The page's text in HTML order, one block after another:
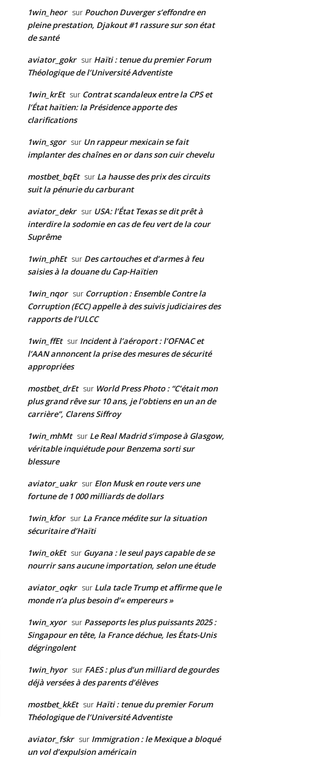
1win_heor sur Pouchon Duverger s’effondre en
pleine prestation, Djakout #1 rassure sur son état
de santé
aviator_gokr sur Haïti : tenue du premier Forum
Théologique de l’Université Adventiste
1win_krEt sur Contrat scandaleux entre la CPS et
l’État haïtien: la Présidence apporte des
clarifications
1win_sgor sur Un rappeur mexicain se fait
implanter des chaînes en or dans son cuir chevelu
mostbet_bqEt sur La hausse des prix des circuits
suit la pénurie du carburant
aviator_dekr sur USA: l’État Texas se dit prêt à
interdire la sodomie en cas de feu vert de la cour
Suprême
1win_phEt sur Des cartouches et d’armes à feu
saisies à la douane du Cap-Haïtien
1win_nqor sur Corruption : Ensemble Contre la
Corruption (ECC) appelle à des suivis judiciaires des
rapports de l’ULCC
1win_ffEt sur Incident à l’aéroport : l’OFNAC et
l’AAN annoncent la prise des mesures de sécurité
appropriées
mostbet_drEt sur World Press Photo : “C’était mon
plus grand rêve sur 10 ans, je l’obtiens en un an de
carrière”, Clarens Siffroy
1win_mhMt sur Le Real Madrid s’impose à Glasgow,
véritable inquiétude pour Benzema sorti sur
blessure
aviator_uakr sur Elon Musk en route vers une
fortune de 1 000 milliards de dollars
1win_kfor sur La France médite sur la situation
sécuritaire d’Haïti
1win_okEt sur Guyana : le seul pays capable de se
nourrir sans aucune importation, selon une étude
aviator_oqkr sur Lula tacle Trump et affirme que le
monde n’a plus besoin d’« empereurs »
1win_xyor sur Passeports les plus puissants 2025 :
Singapour en tête, la France déchue, les États-Unis
dégringolent
1win_hyor sur FAES : plus d’un milliard de gourdes
déjà versées à des parents d’élèves
mostbet_kkEt sur Haïti : tenue du premier Forum
Théologique de l’Université Adventiste
aviator_fskr sur Immigration : le Mexique a bloqué
un vol d’expulsion américain